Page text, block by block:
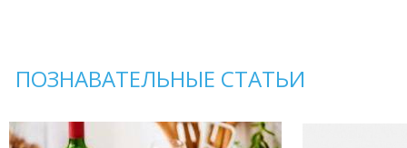
ПОЗНАВАТЕЛЬНЫЕ СТАТЬИ